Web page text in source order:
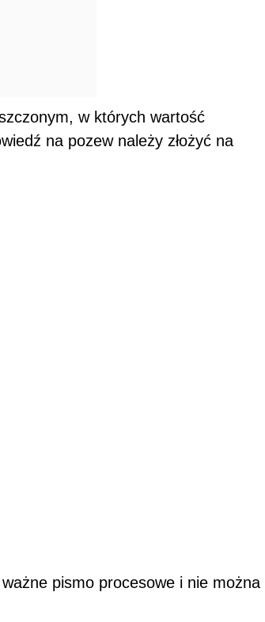
w których wartość
na pozew należy złożyć na
pismo procesowe i nie można